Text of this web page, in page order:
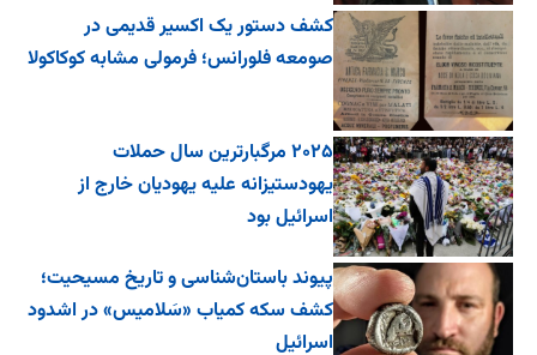
کشف دستور یک اکسیر قدیمی در
صومعه فلورانس؛ فرمولی مشابه کوکاکولا
۲۰۲۵ مرگبارترین سال حملات
یهودستیزانه علیه یهودیان خارج از
اسرائیل بود
پیوند باستان‌شناسی و تاریخ مسیحیت؛
کشف سکه کمیاب «سَلامیس» در اشدود
اسرائیل